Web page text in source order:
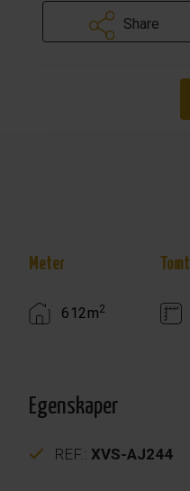
Share
Meter
612m2
Tomt
Egenskaper
REF.: XVS-AJ244